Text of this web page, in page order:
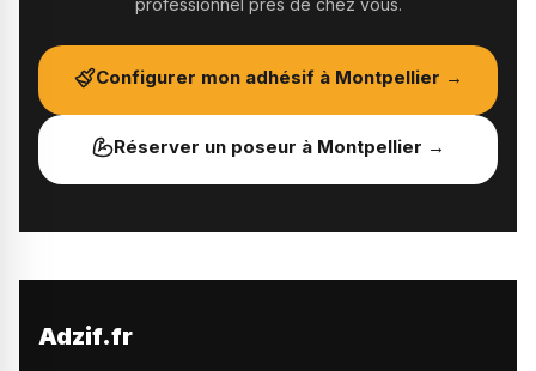
professionnel près de chez vous.
Configurer mon adhésif à Montpellier →
Réserver un poseur à Montpellier →
Adzif.fr